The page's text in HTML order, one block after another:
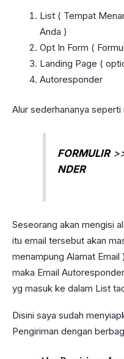
List ( Tempat
Anda )
Opt In Form (
Landing Page (
Autoresponder
Alur sederhananya seperti
FORMULIR
NDER
Seseorang akan mengisi
itu email tersebut akan
menampung Alamat
maka Email
yg masuk ke dalam List
Disini saya sudah
Pengiriman dengan